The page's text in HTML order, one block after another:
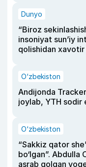
Dunyo
“Biroz
insoniyat sun’iy
qolishidan
O‘zbekiston
Andijonda
joylab, YTH sodir
O‘zbekiston
“Sakkiz qator
bo‘lgan”.
asrab qolgan